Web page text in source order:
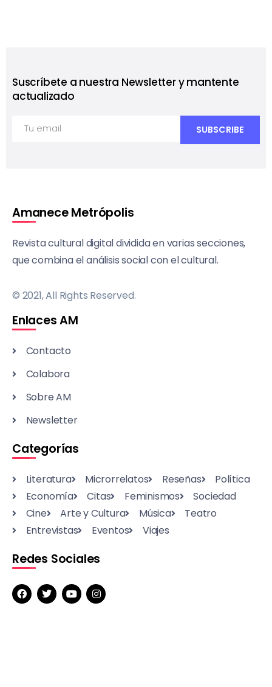
Suscríbete a nuestra Newsletter y mantente
actualizado
Amanece Metrópolis
Revista cultural digital dividida en varias secciones,
que combina el análisis social con el cultural.
© 2021, All Rights Reserved.
Enlaces AM
Contacto
Colabora
Sobre AM
Newsletter
Categorías
Literatura Microrrelatos Reseñas
Política
Economía
Citas Feminismos
Sociedad
Cine
Arte y Cultura Música
Teatro
Entrevistas
Eventos Viajes
Redes Sociales